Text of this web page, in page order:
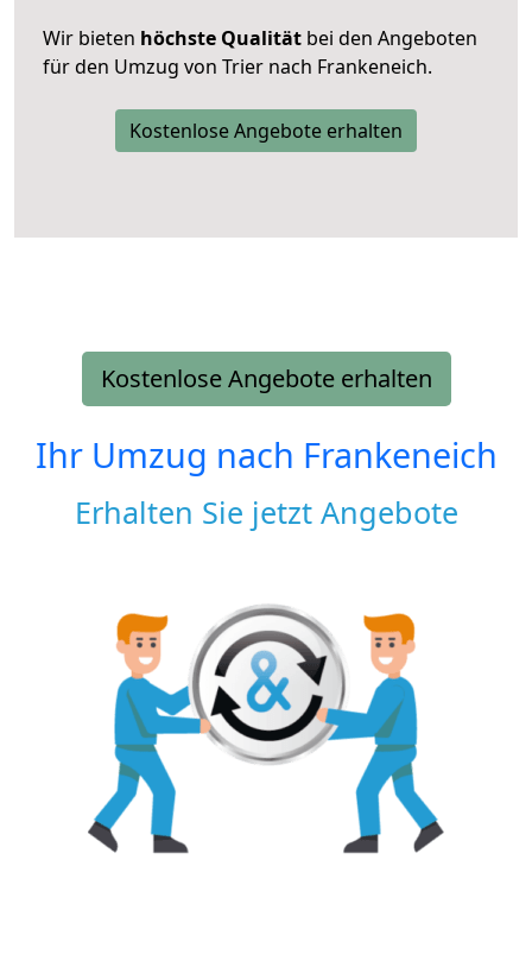
Wir bieten höchste Qualität bei den Angeboten
für den Umzug von Trier nach Frankeneich.
Kostenlose Angebote erhalten
Kostenlose Angebote erhalten
Ihr Umzug nach Frankeneich
Erhalten Sie jetzt Angebote